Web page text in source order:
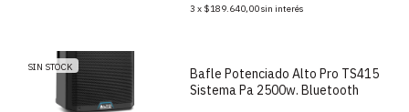
3 x $189.640,00sin interés
SIN STOCK
Bafle Potenciado Alto Pro TS415
Sistema Pa 2500w. Bluetooth